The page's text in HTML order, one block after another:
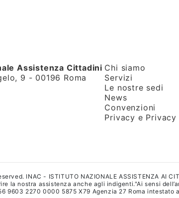
Assistenza Cittadini
9 - 00196 Roma
Chi siamo
Servizi
Le nostre sedi
News
Convenzioni
Privacy e Privacy
INAC - ISTITUTO NAZIONALE ASSISTENZA AI
la nostra assistenza anche agli indigenti."Ai sensi
9603 2270 0000 5875 X79 Agenzia 27 Roma